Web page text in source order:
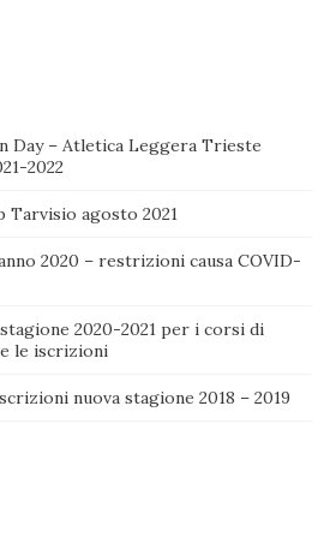
Day – Atletica Leggera Trieste
2022
Tarvisio agosto 2021
2020 – restrizioni causa COVID-
2020-2021 per i corsi di
le iscrizioni
nuova stagione 2018 – 2019